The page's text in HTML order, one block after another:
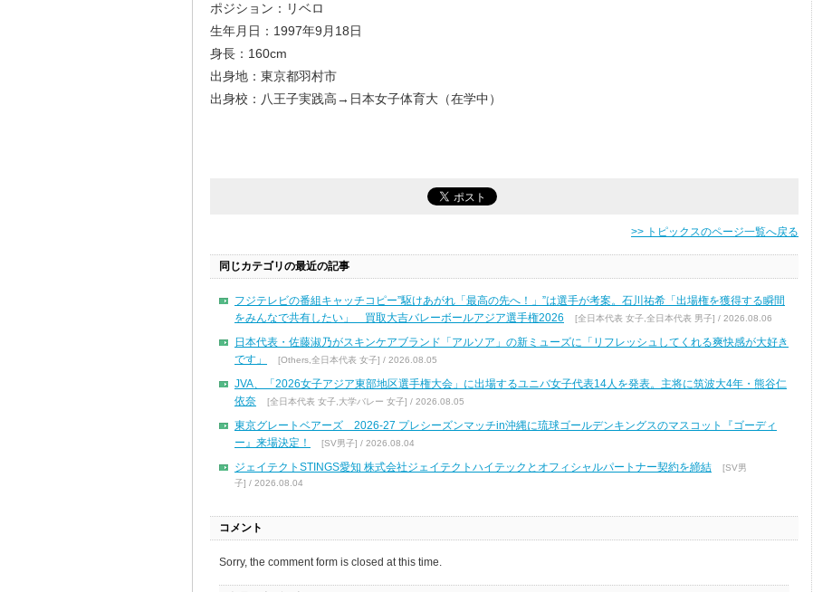
ポジション：リベロ
生年月日：1997年9月18日
身長：160cm
出身地：東京都羽村市
出身校：八王子実践高→日本女子体育大（在学中）
>> トピックスのページ一覧へ戻る
同じカテゴリの最近の記事
フジテレビの番組キャッチコピー”駆けあがれ「最高の先へ！」”は選手が考案。石川祐希「出場権を獲得する瞬間
をみんなで共有したい」 買取大吉バレーボールアジア選手権2026
[全日本代表 女子,全日本代表 男子] / 2026.08.06
日本代表・佐藤淑乃がスキンケアブランド「アルソア」の新ミューズに「リフレッシュしてくれる爽快感が大好き
です」
[Others,全日本代表 女子] / 2026.08.05
JVA、「2026女子アジア東部地区選手権大会」に出場するユニバ女子代表14人を発表。主将に筑波大4年・熊谷仁
依奈
[全日本代表 女子,大学バレー 女子] / 2026.08.05
東京グレートベアーズ 2026-27 プレシーズンマッチin沖縄に琉球ゴールデンキングスのマスコット『ゴーディ
ー』来場決定！
[SV男子] / 2026.08.04
ジェイテクトSTINGS愛知 株式会社ジェイテクトハイテックとオフィシャルパートナー契約を締結 [SV男
子] / 2026.08.04
コメント
Sorry, the comment form is closed at this time.